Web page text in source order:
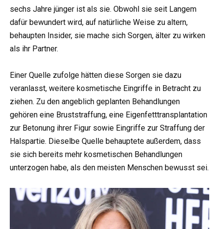
sechs Jahre jünger ist als sie. Obwohl sie seit Langem
dafür bewundert wird, auf natürliche Weise zu altern,
behaupten Insider, sie mache sich Sorgen, älter zu wirken
als ihr Partner.
Einer Quelle zufolge hätten diese Sorgen sie dazu
veranlasst, weitere kosmetische Eingriffe in Betracht zu
ziehen. Zu den angeblich geplanten Behandlungen
gehören eine Bruststraffung, eine Eigenfetttransplantation
zur Betonung ihrer Figur sowie Eingriffe zur Straffung der
Halspartie. Dieselbe Quelle behauptete außerdem, dass
sie sich bereits mehr kosmetischen Behandlungen
unterzogen habe, als den meisten Menschen bewusst sei.